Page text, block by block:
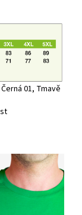
01, Tmavě